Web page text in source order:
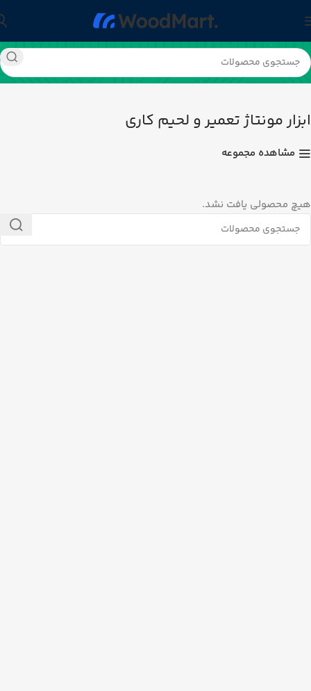
خانه ابزارآلات و تجهیزات ابزار مونتاژ تعمیر و لحیم کاری
ابزار مونتاژ تعمیر و لحیم کاری
مشاهده مجموعه
هیچ محصولی یافت نشد.